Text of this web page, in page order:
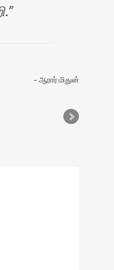
ஆரார் மிதுன்